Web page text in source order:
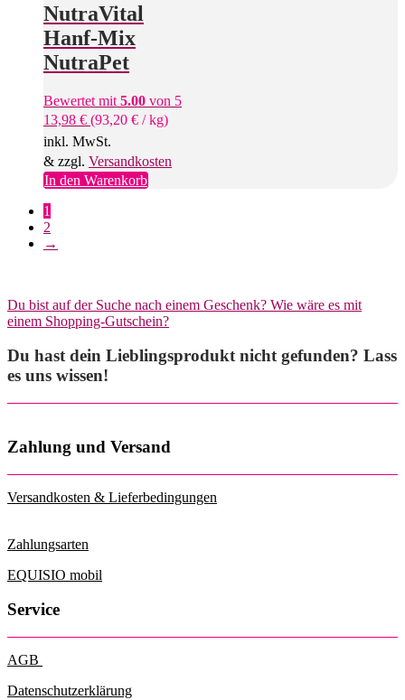
NutraVital
Hanf-Mix
NutraPet
Bewertet mit 5.00 von 5
13,98 € (93,20 € /kg)
inkl. MwSt.
& zzgl. Versandkosten
In den Warenkorb
1
2
→
Du bist auf der Suche nach einem Geschenk? Wie wäre es mit
einem Shopping-Gutschein?
Du hast dein Lieblingsprodukt nicht gefunden? Lass
es uns wissen!
Zahlung und Versand
Versandkosten & Lieferbedingungen
Zahlungsarten
EQUISIO mobil
Service
AGB
Datenschutzerklärung